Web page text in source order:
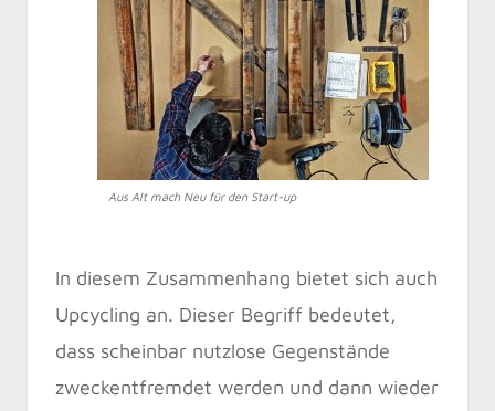
Aus Alt mach Neu für den Start-up
In diesem Zusammenhang bietet sich auch
Upcycling an. Dieser Begriff bedeutet,
dass scheinbar nutzlose Gegenstände
zweckentfremdet werden und dann wieder